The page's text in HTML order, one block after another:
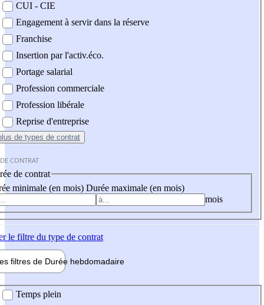
CUI - CIE
Engagement à servir dans la réserve
Franchise
Insertion par l'activ.éco.
Portage salarial
Profession commerciale
Profession libérale
Reprise d'entreprise
de types de contrat
CONTRAT
de contrat
minimale (en mois) Durée maximale (en mois)
mois
le filtre du type de contrat
filtres de Durée hebdomadaire
Temps plein